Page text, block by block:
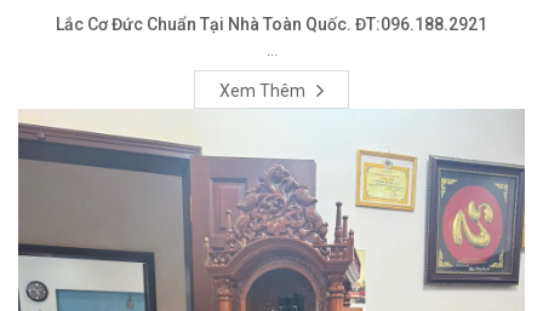
Lắc Cơ Đức Chuẩn Tại Nhà Toàn Quốc. ĐT:096.188.2921
Xem Thêm